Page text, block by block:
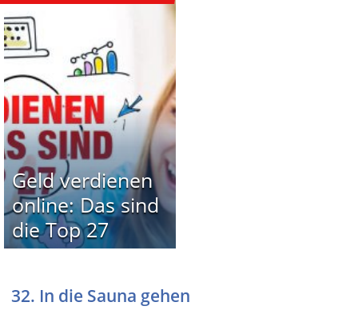
Geld verdienen
online: Das sind
die Top 27
32. In die Sauna gehen